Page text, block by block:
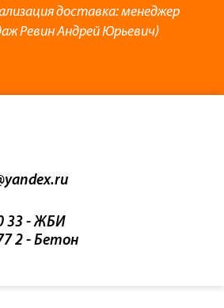
доставка: менеджер
Ревин Андрей Юрьевич)
33 - ЖБИ
2 - Бетон